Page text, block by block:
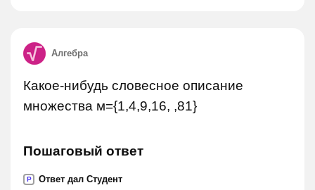
Алгебра
Какое-нибудь словесное описание
множества м={1,4,9,16, ,81}
Пошаговый ответ
P Ответ дал Студент